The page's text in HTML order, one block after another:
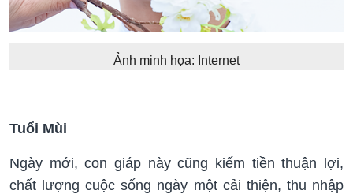
Ảnh minh họa: Internet
Tuổi Mùi
Ngày mới, con giáp này cũng kiếm tiền thuận lợi,
chất lượng cuộc sống ngày một cải thiện, thu nhập